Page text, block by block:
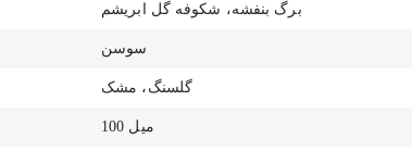
برگ بنفشه، شکوفه گل ابریشم
سوسن
گلسنگ، مشک
100 میل